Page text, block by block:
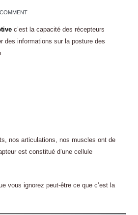
c’est la capacité des récepteurs
des informations sur la posture des
nos articulations, nos muscles ont de
est constitué d’une cellule
vous ignorez peut-être ce que c’est la